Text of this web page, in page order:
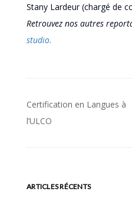
Stany Lardeur (chargé de
Retrouvez nos autres
studio.
Navigation
de
Certification en Langues à
l’ULCO
ARTICLES RÉCENTS